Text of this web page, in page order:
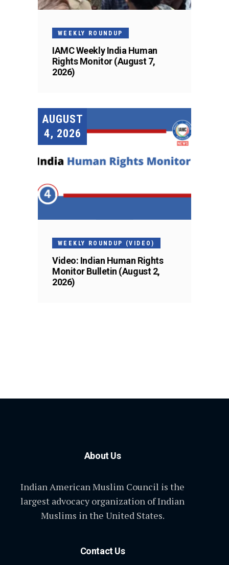
WEEKLY ROUNDUP
IAMC Weekly India Human
Rights Monitor (August 7,
2026)
AUGUST
4, 2026
WEEKLY ROUNDUP (VIDEO)
Video: Indian Human Rights
Monitor Bulletin (August 2,
2026)
About Us
Indian American Muslim Council is the
largest advocacy organization of Indian
Muslims in the United States.
Contact Us